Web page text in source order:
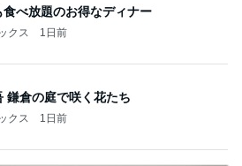
食べ放題のお得なディナー
クス 1日前
鎌倉の庭で咲く花たち
クス 1日前